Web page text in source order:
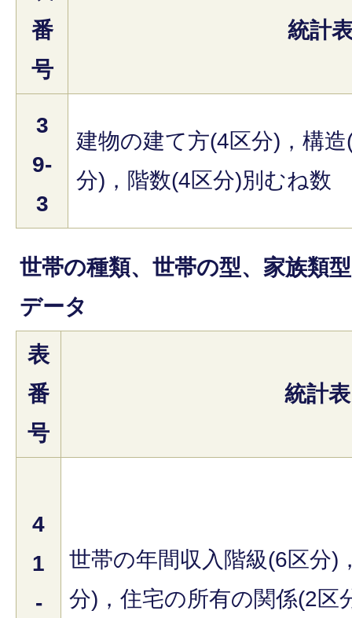
番
号
統計
3
9-
3
建物の建て方(4区分)，構造
分)，階数(4区分)別むね数
世帯の種類、世帯の型、家族類
データ
表
番
号
統計表
4
1
-
世帯の年間収入階級(6区分)
分)，住宅の所有の関係(2区